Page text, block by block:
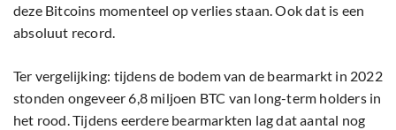
deze Bitcoins momenteel op verlies staan. Ook dat is een
absoluut record.
Ter vergelijking: tijdens de bodem van de bearmarkt in 2022
stonden ongeveer 6,8 miljoen BTC van long-term holders in
het rood. Tijdens eerdere bearmarkten lag dat aantal nog